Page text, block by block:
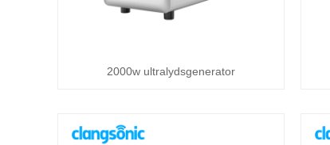
2000w ultralydsgenerator